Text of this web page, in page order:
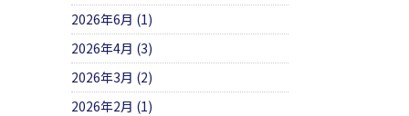
2026年6月 (1)
2026年4月 (3)
2026年3月 (2)
2026年2月 (1)